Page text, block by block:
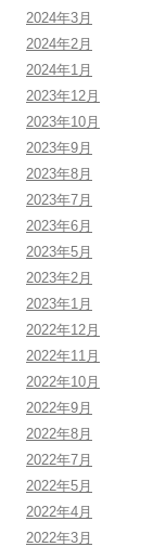
2024年3月
2024年2月
2024年1月
2023年12月
2023年10月
2023年9月
2023年8月
2023年7月
2023年6月
2023年5月
2023年2月
2023年1月
2022年12月
2022年11月
2022年10月
2022年9月
2022年8月
2022年7月
2022年5月
2022年4月
2022年3月